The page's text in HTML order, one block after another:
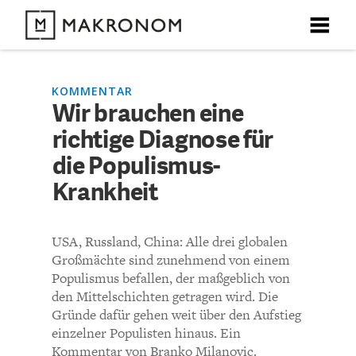
X
DEBATTEN
ARTIKEL
FEATURES
NEWSLETTER
ÜBER UNS
X
Unser kostenloser Newsletter informiert Sie über unsere
X
X
KOMMENTAR
Wir brauchen eine
richtige Diagnose für
die Populismus-
Krankheit
USA, Russland, China: Alle drei globalen
Großmächte sind zunehmend von einem
Populismus befallen, der maßgeblich von
den Mittelschichten getragen wird. Die
Gründe dafür gehen weit über den Aufstieg
einzelner Populisten hinaus. Ein
Kommentar von Branko Milanovic.
X
KOMMENTARE ZU
Wir brauchen eine
richtige Diagnose für die
Populismus-Krankheit
KOMMENTIEREN (VIA EMAIL)
Richtlinien